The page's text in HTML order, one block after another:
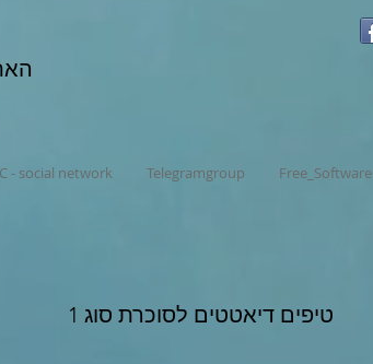
Free_Software
Telegramgroup
- social network
טיפים דיאטטים לסוכרת סוג 1